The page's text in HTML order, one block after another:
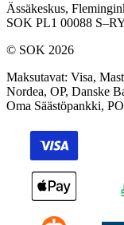
Ässäkeskus,
SOK PL1 00088
© SOK 2026
Maksutavat: Visa,
Nordea, OP, Danske
Oma Säästöpankki,